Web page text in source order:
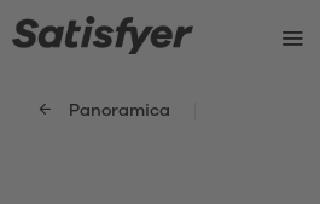
Panoramica